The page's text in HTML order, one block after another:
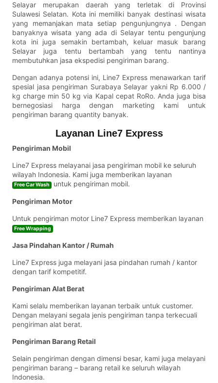
Selayar merupakan daerah yang terletak di Provinsi
Sulawesi Selatan. Kota ini memiliki banyak destinasi wisata
yang memanjakan mata setiap pengunjungnya . Dengan
banyaknya wisata yang ada di Selayar tentu pengunjung
kota ini juga semakin bertambah, keluar masuk barang
Selayar juga tentu bertambah yang tentu nantinya
membutuhkan jasa ekspedisi pengiriman barang.
Dengan adanya potensi ini, Line7 Express menawarkan tarif
spesial jasa pengiriman Surabaya Selayar yakni Rp 6.000 /
kg charge min 50 kg via Kapal cepat RoRo. Anda juga bisa
bernegosiasi harga dengan marketing kami untuk
pengiriman barang quantity banyak.
Layanan Line7 Express
Pengiriman Mobil
Line7 Express melayanai jasa pengiriman mobil ke seluruh
wilayah Indonesia. Kami juga memberikan layanan
Free Car Wash untuk pengiriman mobil.
Pengiriman Motor
Untuk pengiriman motor Line7 Express memberikan layanan
Free Wrapping
Jasa Pindahan Kantor / Rumah
Line7 Express juga melayani jasa pindahan rumah / kantor
dengan tarif kompetitif.
Pengiriman Alat Berat
Kami selalu memberikan layanan terbaik untuk customer.
Dengan melayani segala jenis pengiriman tanpa terkecuali
pengiriman alat berat.
Pengiriman Barang Retail
Selain pengiriman dengan dimensi besar, kami juga melayani
pengiriman barang – barang retail ke seluruh wilayah
Indonesia.